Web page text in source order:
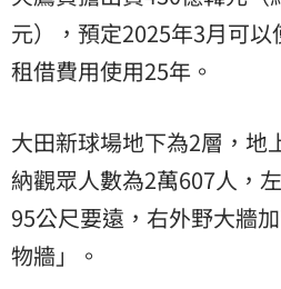
元），預定2025年3月可
租借費用使用25年。
大田新球場地下為2層，地
納觀眾人數為2萬607人，
95公尺要遠，右外野大牆
物牆」。